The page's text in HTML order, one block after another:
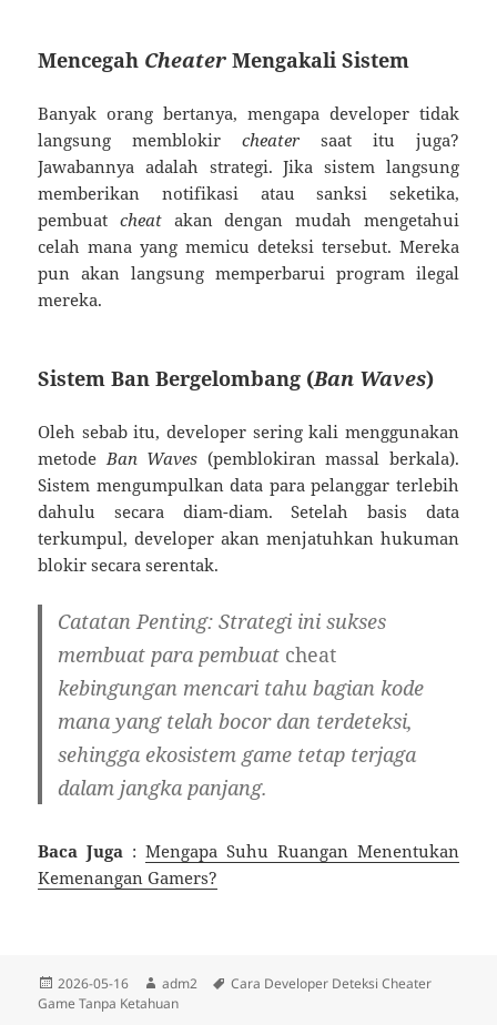
Mencegah Cheater Mengakali Sistem
Banyak orang bertanya, mengapa developer tidak
langsung memblokircheater saat itu juga?
Jawabannya adalah strategi. Jika sistem langsung
memberikan notifikasi atau sanksi seketika,
pembuatcheat akan dengan mudah mengetahui
celah mana yang memicu deteksi tersebut. Mereka
pun akan langsung memperbarui program ilegal
mereka.
Sistem Ban Bergelombang (Ban Waves)
Oleh sebab itu, developer sering kali menggunakan
metode Ban Waves (pemblokiran massal berkala).
Sistem mengumpulkan data para pelanggar terlebih
dahulu secara diam-diam. Setelah basis data
terkumpul, developer akan menjatuhkan hukuman
blokir secara serentak.
Catatan Penting: Strategi ini sukses
membuat para pembuat cheat
kebingungan mencari tahu bagian kode
mana yang telah bocor dan terdeteksi,
sehingga ekosistem game tetap terjaga
dalam jangka panjang.
Baca Juga :Mengapa Suhu Ruangan Menentukan
Kemenangan Gamers?
Diposkan
pada
2026-05-16 Penulis
adm2 Tag
Cara Developer Deteksi Cheater
Game Tanpa Ketahuan